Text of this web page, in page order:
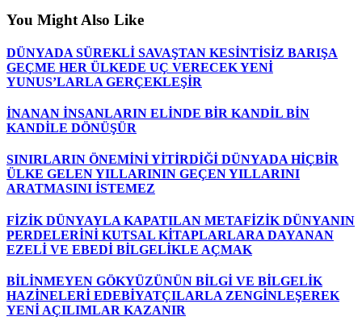
You Might Also Like
DÜNYADA SÜREKLİ SAVAŞTAN KESİNTİSİZ BARIŞA
GEÇME HER ÜLKEDE UÇ VERECEK YENİ
YUNUS’LARLA GERÇEKLEŞİR
İNANAN İNSANLARIN ELİNDE BİR KANDİL BİN
KANDİLE DÖNÜŞÜR
SINIRLARIN ÖNEMİNİ YİTİRDİĞİ DÜNYADA HİÇBİR
ÜLKE GELEN YILLARININ GEÇEN YILLARINI
ARATMASINI İSTEMEZ
FİZİK DÜNYAYLA KAPATILAN METAFİZİK DÜNYANIN
PERDELERİNİ KUTSAL KİTAPLARLARA DAYANAN
EZELİ VE EBEDİ BİLGELİKLE AÇMAK
BİLİNMEYEN GÖKYÜZÜNÜN BİLGİ VE BİLGELİK
HAZİNELERİ EDEBİYATÇILARLA ZENGİNLEŞEREK
YENİ AÇILIMLAR KAZANIR